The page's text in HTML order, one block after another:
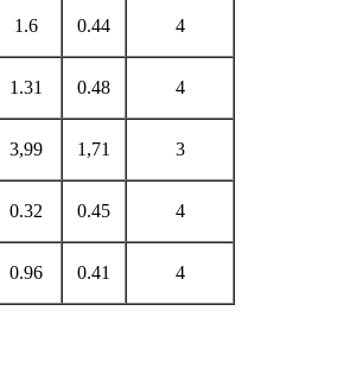
1.6 0.44 4
1.31 0.48 4
3,99 1,71 3
0.32 0.45 4
0.96 0.41 4